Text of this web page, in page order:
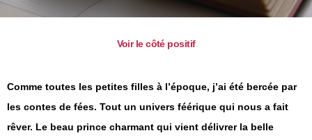
Voir le côté positif
Comme toutes les petites filles à l’époque, j’ai été bercée par
les contes de fées. Tout un univers féérique qui nous a fait
rêver. Le beau prince charmant qui vient délivrer la belle